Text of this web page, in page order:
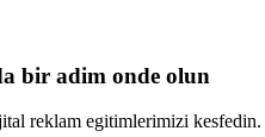
bir adim onde olun
reklam egitimlerimizi kesfedin.